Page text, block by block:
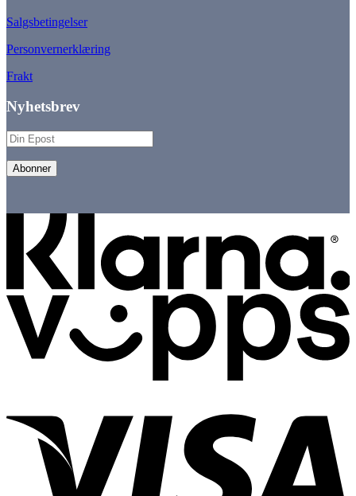
Salgsbetingelser
Personvernerklæring
Frakt
Nyhetsbrev